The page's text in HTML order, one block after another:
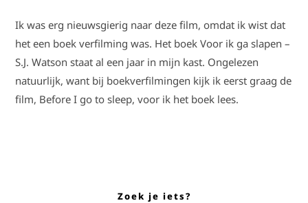
Ik was erg nieuwsgierig naar deze film, omdat ik wist dat
het een boek verfilming was. Het boek Voor ik ga slapen –
S.J. Watson staat al een jaar in mijn kast. Ongelezen
natuurlijk, want bij boekverfilmingen kijk ik eerst graag de
film, Before I go to sleep, voor ik het boek lees.
Zoek je iets?